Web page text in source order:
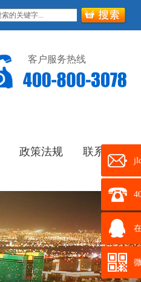
客户服务热线
政策法规 联系我们